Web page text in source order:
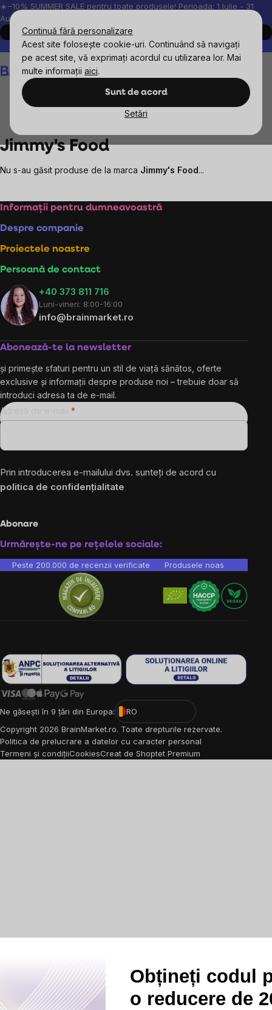
Continuă fără personalizare
Acest site folosește cookie-uri. Continuând să navigați
pe acest site, vă exprimați acordul cu utilizarea lor. Mai
multe informații aici.
Sunt de acord
Setări
Treci
la
conținut
☀️−10% SUMMER SALE pentru toate produsele! Perioada: 1 Iulie - 31
August, 2026.
Cumpără acum
Peste 200.000 de recenzii verificate
Produsele noastre sunt
Coş
de
Jimmy's Food
Nu s-au găsit produse de la marca Jimmy's Food...
Subsol
Informații pentru dumneavoastră
Despre companie
Proiectele noastre
Persoană de contact
+40 373 811 716
Luni-vineri: 8:00-16:00
info@brainmarket.ro
Abonează-te la newsletter
și primește sfaturi pentru un stil de viață sănătos, oferte
exclusive și informații despre produse noi – trebuie doar să
introduci adresa ta de e-mail.
Adresă de e-mail
Prin introducerea e-mailului dvs. sunteți de acord cu
politica de confidențialitate
Abonare
Urmărește-ne pe rețelele sociale:
Peste 200.000 de recenzii verificate Produsele noastre sunt
Ne găsești în 9 țări din Europa:
RO
Copyright 2026 BrainMarket.ro. Toate drepturile rezervate.
Politica de prelucrare a datelor cu caracter personal
Termeni și condițiiCookiesCreat de Shoptet Premium
Obțineți codul
o reducere de